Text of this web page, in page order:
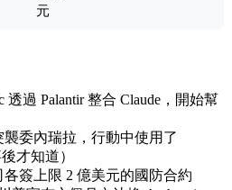
元
透過 Palantir 整合 Claude，開始幫
襲委內瑞拉，行動中使用了
才知道）
各簽上限 2 億美元的國防合約